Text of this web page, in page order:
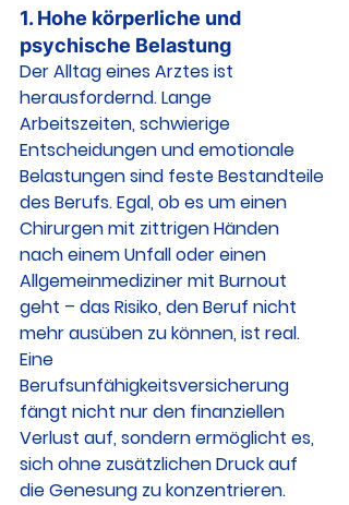
1. Hohe körperliche und
psychische Belastung
Der Alltag eines Arztes ist
herausfordernd. Lange
Arbeitszeiten, schwierige
Entscheidungen und emotionale
Belastungen sind feste Bestandteile
des Berufs. Egal, ob es um einen
Chirurgen mit zittrigen Händen
nach einem Unfall oder einen
Allgemeinmediziner mit Burnout
geht – das Risiko, den Beruf nicht
mehr ausüben zu können, ist real.
Eine
Berufsunfähigkeitsversicherung
fängt nicht nur den finanziellen
Verlust auf, sondern ermöglicht es,
sich ohne zusätzlichen Druck auf
die Genesung zu konzentrieren.